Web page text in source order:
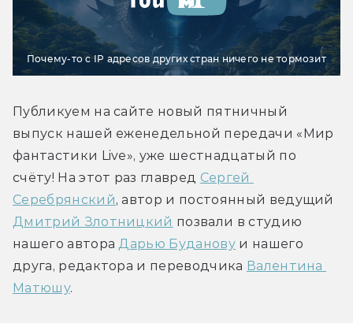
Почему-то с IP адресов других стран ничего не тормозит
Публикуем на сайте новый пятничный
выпуск нашей еженедельной передачи «Мир
фантастики Live», уже шестнадцатый по
счёту! На этот раз главред Сергей
Серебрянский
Дмитрий Злотницкий позвали в студию
нашего автора Дарью Буданову и нашего
друга, редактора и переводчика Валентина
Матюшу.